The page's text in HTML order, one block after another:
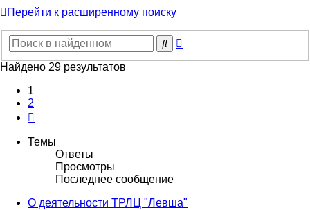
Перейти к расширенному поиску
Поиск
Найдено 29 результатов
1
2
Темы
Ответы
Просмотры
Последнее сообщение
О деятельности ТРЛЦ "Левша"